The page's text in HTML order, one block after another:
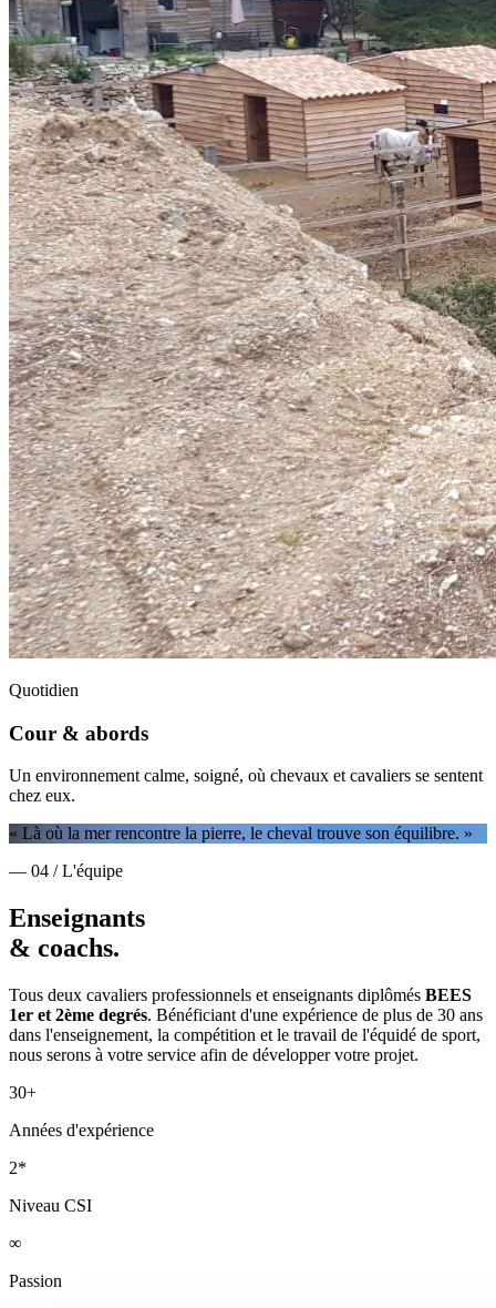
Quotidien
Cour & abords
Un environnement calme, soigné, où chevaux et cavaliers se sentent
chez eux.
« Là où la mer rencontre la pierre, le cheval trouve son équilibre. »
— 04 / L'équipe
Enseignants
& coachs.
Tous deux cavaliers professionnels et enseignants diplômés BEES
1er et 2ème degrés. Bénéficiant d'une expérience de plus de 30 ans
dans l'enseignement, la compétition et le travail de l'équidé de sport,
nous serons à votre service afin de développer votre projet.
30+
Années d'expérience
2*
Niveau CSI
∞
Passion